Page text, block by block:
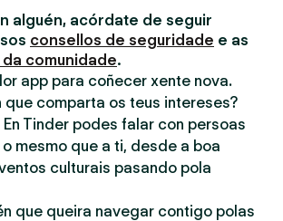
alguén, acórdate de seguir
consellos de seguridade e as
da comunidade.
app para coñecer xente nova.
que comparta os teus intereses?
En Tinder podes falar con persoas
mesmo que a ti, desde a boa
culturais pasando pola
que queira navegar contigo polas